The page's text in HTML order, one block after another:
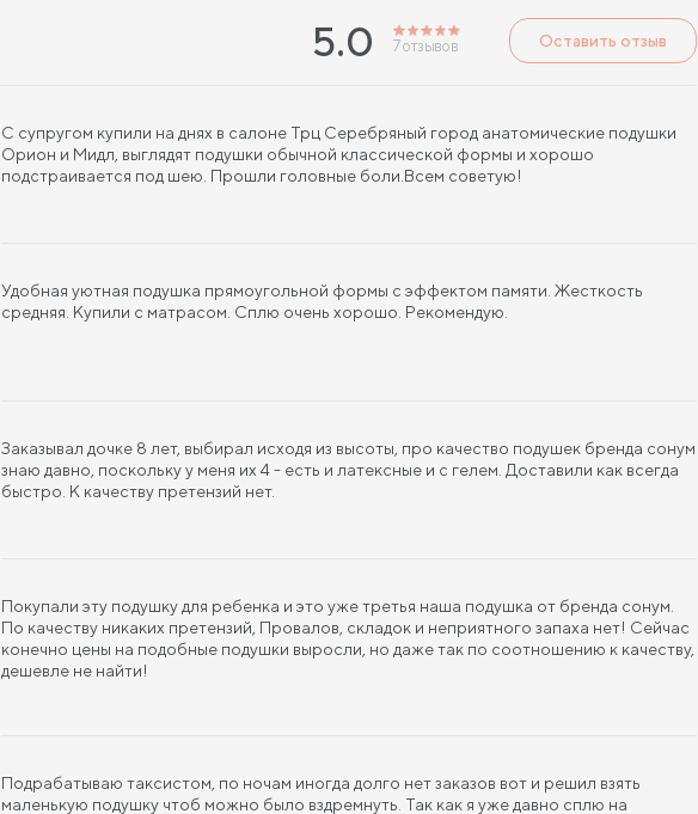
5.0 7отзывов Оставить отзыв
С супругом купили на днях в салоне Трц Серебряный город анатомические подушки
Орион и Мидл, выглядят подушки обычной классической формы и хорошо
подстраивается под шею. Прошли головные боли.Всем советую!
Удобная уютная подушка прямоугольной формы с эффектом памяти. Жесткость
средняя. Купили с матрасом. Сплю очень хорошо. Рекомендую.
Заказывал дочке 8 лет, выбирал исходя из высоты, про качество подушек бренда сонум
знаю давно, поскольку у меня их 4 - есть и латексные и с гелем. Доставили как всегда
быстро. К качеству претензий нет.
Покупали эту подушку для ребенка и это уже третья наша подушка от бренда сонум.
По качеству никаких претензий, Провалов, складок и неприятного запаха нет! Сейчас
конечно цены на подобные подушки выросли, но даже так по соотношению к качеству,
дешевле не найти!
Подрабатываю таксистом, по ночам иногда долго нет заказов вот и решил взять
маленькую подушку чтоб можно было вздремнуть. Так как я уже давно сплю на